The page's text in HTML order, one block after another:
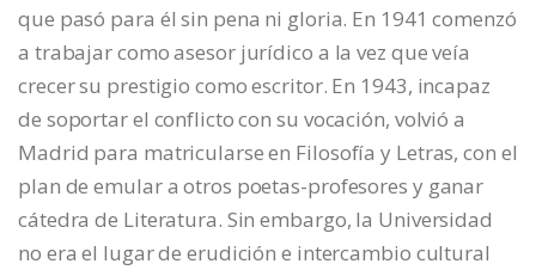
que pasó para él sin pena ni gloria. En 1941 comenzó
a trabajar como asesor jurídico a la vez que veía
crecer su prestigio como escritor. En 1943, incapaz
de soportar el conflicto con su vocación, volvió a
Madrid para matricularse en Filosofía y Letras, con el
plan de emular a otros poetas-profesores y ganar
cátedra de Literatura. Sin embargo, la Universidad
no era el lugar de erudición e intercambio cultural